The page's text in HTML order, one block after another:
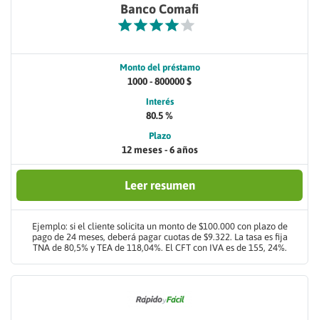
Banco Comafi
Monto del préstamo
1000 - 800000 $
Interés
80.5 %
Plazo
12 meses - 6 años
Leer resumen
Ejemplo: si el cliente solicita un monto de $100.000 con plazo de
pago de 24 meses, deberá pagar cuotas de $9.322. La tasa es fija
TNA de 80,5% y TEA de 118,04%. El CFT con IVA es de 155, 24%.